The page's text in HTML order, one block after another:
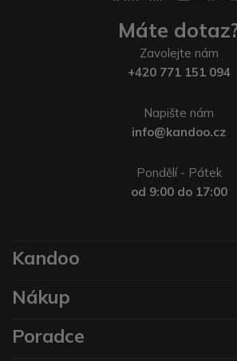
Máte
Zavolejte nám
+420 771 151 094
Napište nám
info@kandoo.cz
Pondělí - Pátek
od 9:00 do 17:00
Kandoo
Nákup
Poradce